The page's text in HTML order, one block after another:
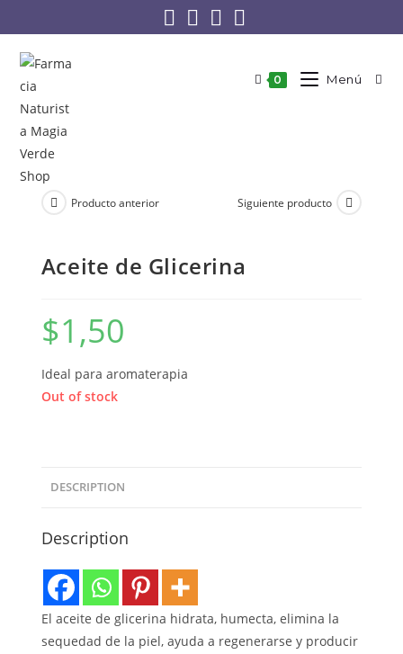
0 Menú
Producto anterior Siguiente producto
Aceite de Glicerina
$1,50
Ideal para aromaterapia
Out of stock
DESCRIPTION
Description
El aceite de glicerina hidrata, humecta, elimina la
sequedad de la piel, ayuda a regenerarse y producir